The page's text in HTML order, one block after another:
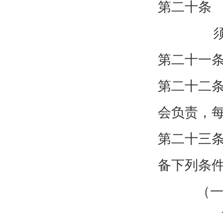
第二十条
第二十一
第二十二
会负责，
第二十三
备下列条
（